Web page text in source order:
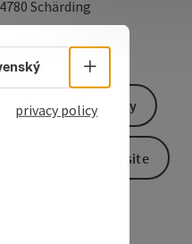
4780 Schärding
Send inquiry
To the website
Select
privacy policy